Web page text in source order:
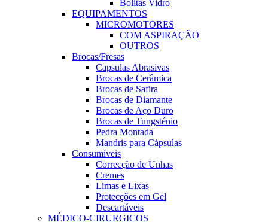
Bolitas Vidro
EQUIPAMENTOS
MICROMOTORES
COM ASPIRAÇÃO
OUTROS
Brocas/Fresas
Capsulas Abrasivas
Brocas de Cerâmica
Brocas de Safira
Brocas de Diamante
Brocas de Aço Duro
Brocas de Tungsténio
Pedra Montada
Mandris para Cápsulas
Consumíveis
Correcção de Unhas
Cremes
Limas e Lixas
Protecções em Gel
Descartáveis
MÉDICO-CIRURGICOS